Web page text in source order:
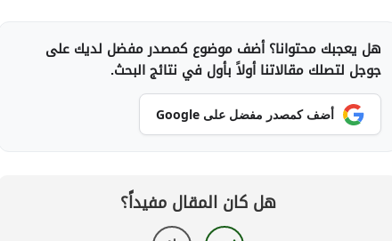
هل يعجبك محتوانا؟ أضف موضوع كمصدر مفضل لديك على
جوجل لتصلك مقالاتنا أولاً بأول في نتائج البحث.
أضف كمصدر مفضل على Google
هل كان المقال مفيداً؟